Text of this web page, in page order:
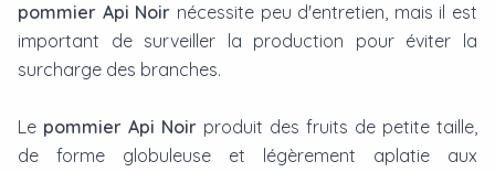
pommier Api Noir nécessite peu d'entretien, mais il est
important de surveiller la production pour éviter la
surcharge des branches.
Le pommier Api Noir produit des fruits de petite taille,
de forme globuleuse et légèrement aplatie aux